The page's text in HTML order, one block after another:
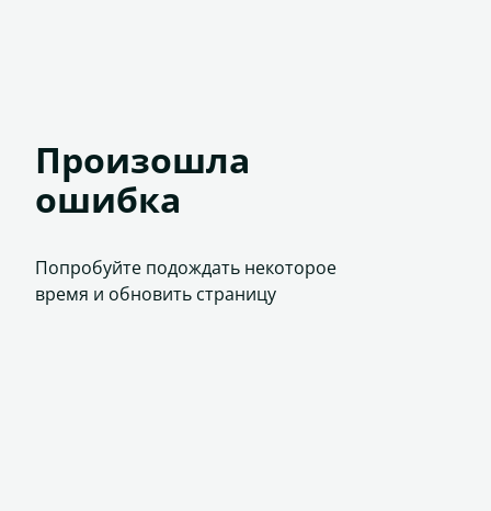
Произошла
ошибка
Попробуйте подождать некоторое
время и обновить страницу